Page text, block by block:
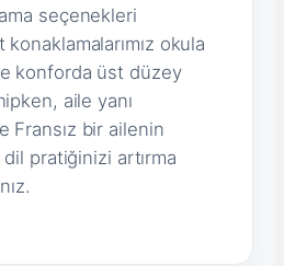
seçenekleri
okula
konforda üst düzey
aile yanı
Fransız bir ailenin
dil pratiğinizi artırma